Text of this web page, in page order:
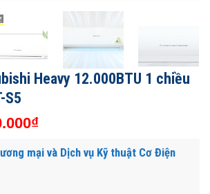
Heavy 12.000BTU 1 chiều
S5
₫
mại và Dịch vụ Kỹ thuật Cơ Điện